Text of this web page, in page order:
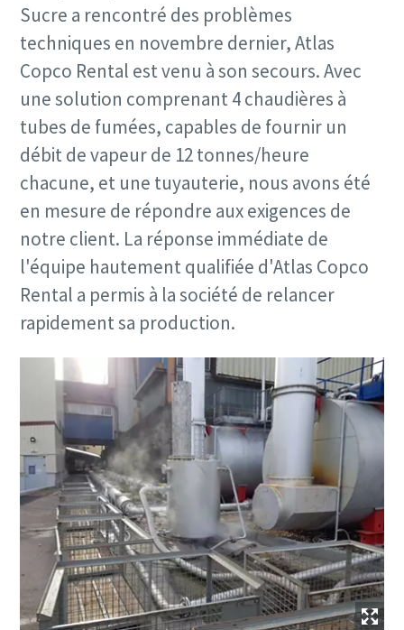
Sucre a rencontré des problèmes
techniques en novembre dernier, Atlas
Copco Rental est venu à son secours. Avec
une solution comprenant 4 chaudières à
tubes de fumées, capables de fournir un
débit de vapeur de 12 tonnes/heure
chacune, et une tuyauterie, nous avons été
en mesure de répondre aux exigences de
notre client. La réponse immédiate de
l'équipe hautement qualifiée d'Atlas Copco
Rental a permis à la société de relancer
rapidement sa production.